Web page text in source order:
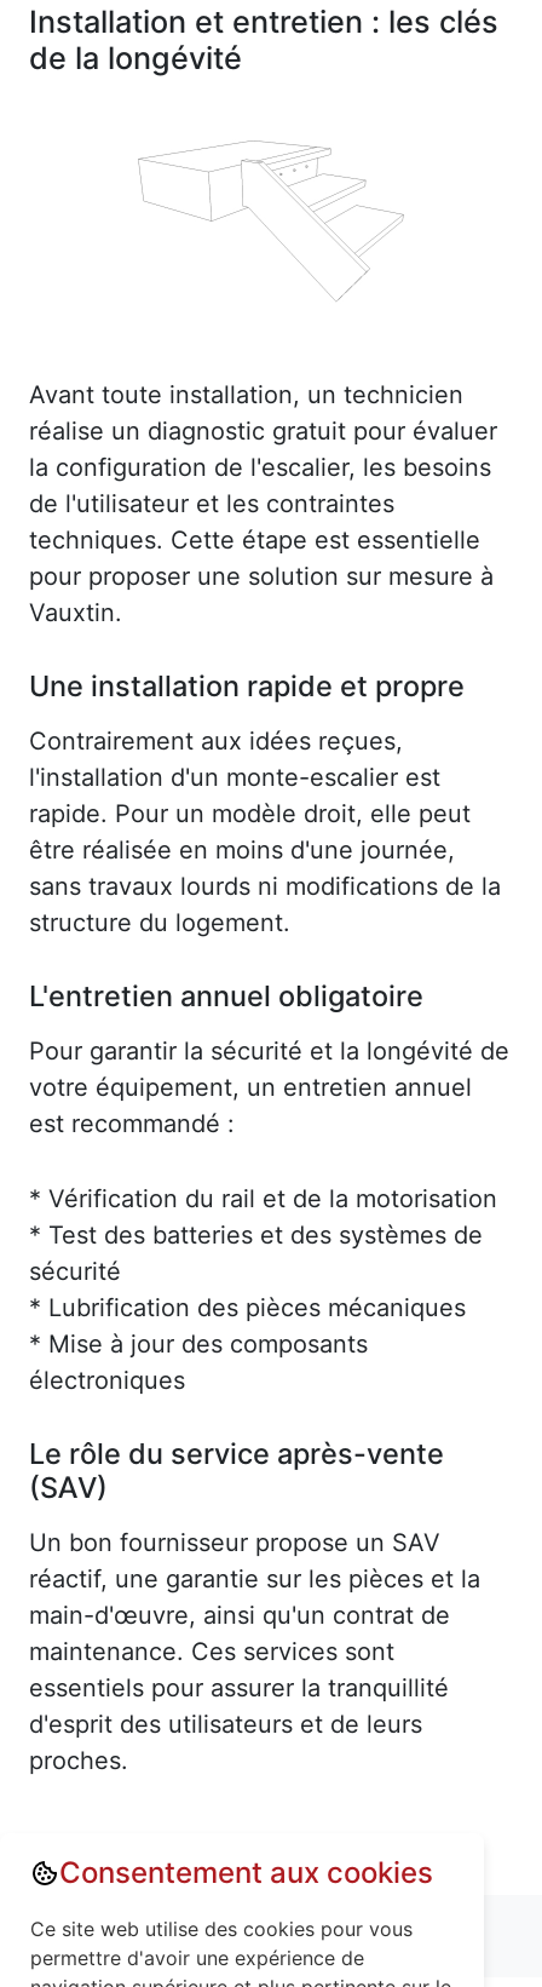
Installation et entretien : les clés
de la longévité
Avant toute installation, un technicien
réalise un diagnostic gratuit pour évaluer
la configuration de l'escalier, les besoins
de l'utilisateur et les contraintes
techniques. Cette étape est essentielle
pour proposer une solution sur mesure à
Vauxtin.
Une installation rapide et propre
Contrairement aux idées reçues,
l'installation d'un monte-escalier est
rapide. Pour un modèle droit, elle peut
être réalisée en moins d'une journée,
sans travaux lourds ni modifications de la
structure du logement.
L'entretien annuel obligatoire
Pour garantir la sécurité et la longévité de
votre équipement, un entretien annuel
est recommandé :
* Vérification du rail et de la motorisation
* Test des batteries et des systèmes de
sécurité
* Lubrification des pièces mécaniques
* Mise à jour des composants
électroniques
Le rôle du service après-vente
(SAV)
Un bon fournisseur propose un SAV
réactif, une garantie sur les pièces et la
main-d'œuvre, ainsi qu'un contrat de
maintenance. Ces services sont
essentiels pour assurer la tranquillité
d'esprit des utilisateurs et de leurs
proches.
Annuaire : Monte escalier
Aisne (02)
Vauxtin (02220)
Consentement aux cookies
Ce site web utilise des cookies pour vous
permettre d'avoir une expérience de